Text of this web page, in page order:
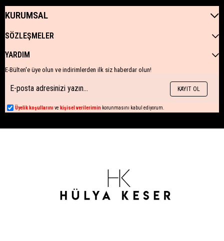
KURUMSAL
SÖZLEŞMELER
YARDIM
E-Bülten'e üye olun ve indirimlerden ilk siz haberdar olun!
KAYIT OL
Üyelik koşullarını ve kişisel verilerimin korunmasını kabul ediyorum.